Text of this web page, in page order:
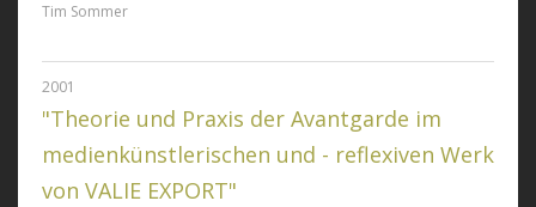
Tim Sommer
2001
"Theorie und Praxis der Avantgarde im
medienkünstlerischen und - reflexiven Werk
von VALIE EXPORT"